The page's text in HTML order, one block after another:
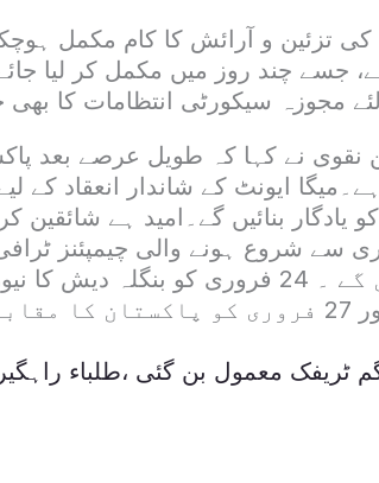
کی تزئین و آرائش کا کام مکمل
جسے چند روز میں مکمل کر لیا
مجوزہ سیکورٹی انتظامات کا بھی
نے کہا کہ طویل عرصے بعد
ایونٹ کے شاندار انعقاد کے
یادگار بنائیں گے۔امید ہے
کو ملے گی۔19 فروری سے شروع ہونے والی
آسٹریلیا کا جنوبی افریقہ اور 27 فروری کو
ٹریفک معمول بن گئی ،طلباء